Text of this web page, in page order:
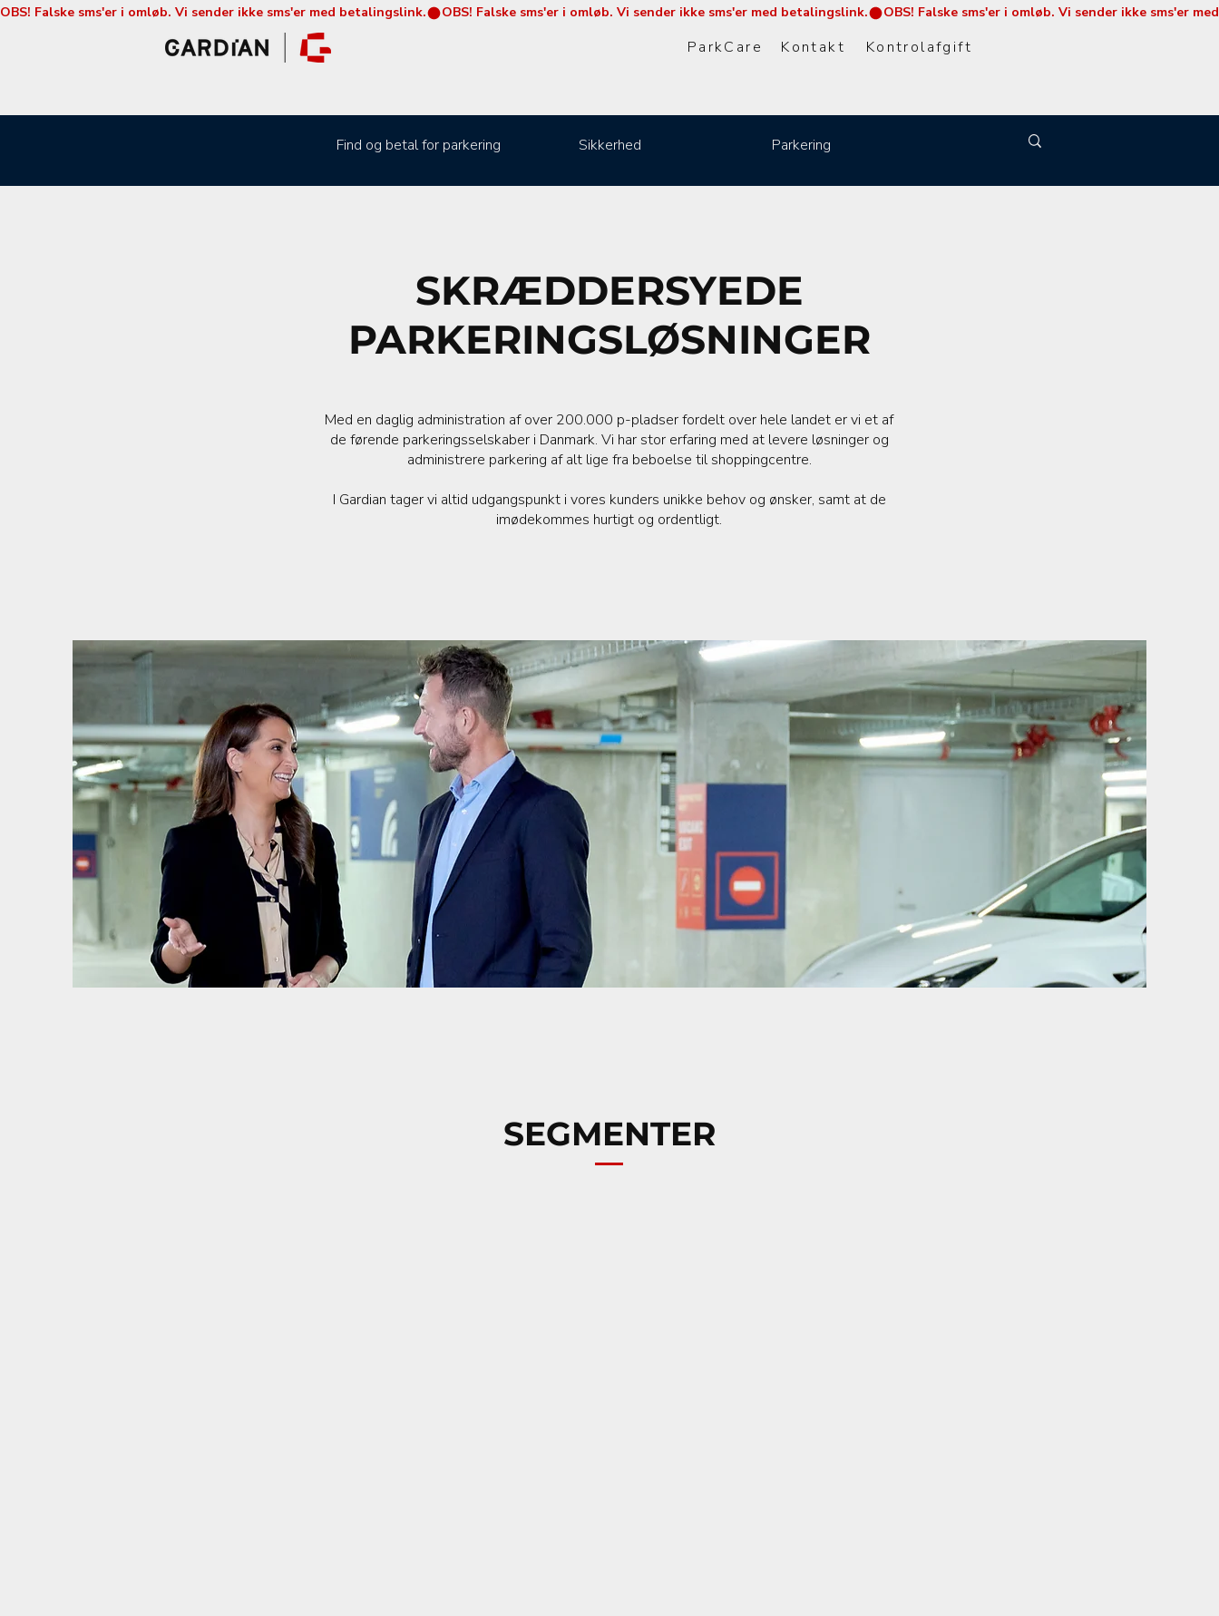
OBS! Falske sms'er i omløb. Vi sender ikke sms'er med betalingslink.
ParkCare Kontakt Kontrolafgift
Find og betal for parkering Sikkerhed Parkering
SKRÆDDERSYEDE
PARKERINGSLØSNINGER
Med en daglig administration af over 200.000 p-pladser fordelt over hele landet er vi et af
de førende parkeringsselskaber i Danmark. Vi har stor erfaring med at levere løsninger og
administrere parkering af alt lige fra beboelse til shoppingcentre.
I Gardian tager vi altid udgangspunkt i vores kunders unikke behov og ønsker, samt at de
imødekommes hurtigt og ordentligt.
SEGMENTER